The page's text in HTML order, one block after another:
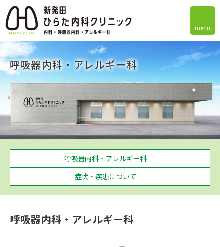
呼吸器内科・アレルギー科
呼吸器内科・アレルギー科
症状・疾患について
呼吸器内科・アレルギー科
menu